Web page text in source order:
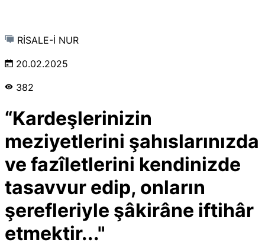
RİSALE-İ NUR
20.02.2025
382
“Kardeşlerinizin
meziyetlerini şahıslarınızda
ve fazîletlerini kendinizde
tasavvur edip, onların
şerefleriyle şâkirâne iftihâr
etmektir..."